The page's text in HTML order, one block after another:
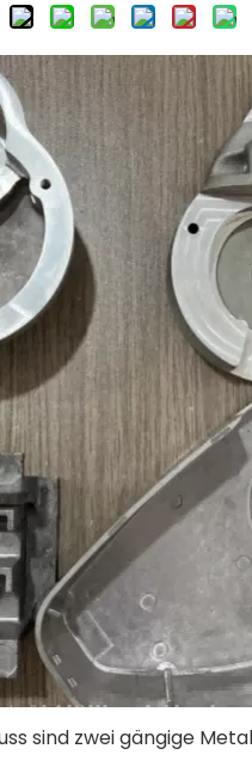
sind zwei gängige